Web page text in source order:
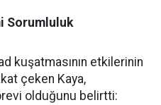
Sorumluluk
kuşatmasının etkilerinin
çeken Kaya,
olduğunu belirtti: